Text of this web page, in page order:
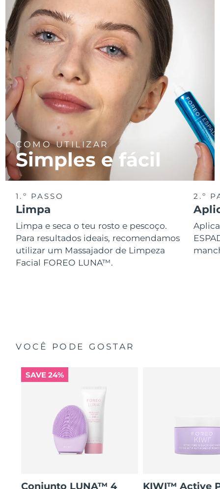
COMO UTILIZAR
Simples e fácil
1.º PASSO
Limpa
Limpa e seca o teu rosto e pescoço.
Para resultados ideais, recomendamos
utilizar um Massajador de Limpeza
Facial FOREO LUNA™.
2.º
VOCÊ PODE GOSTAR
SAVE 24%
Conjunto LUNA™ 4
KIWI™ Active